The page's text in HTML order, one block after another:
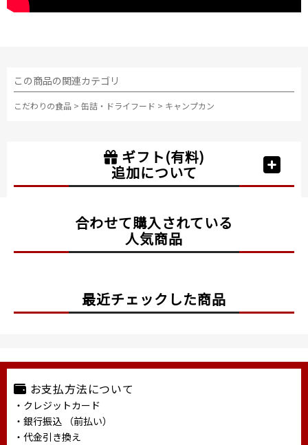
この商品の関連カテゴリ
こだわりの食品 > 缶詰・ドライフード > キャンプカン
ギフト(有料)
追加について
合わせて購入されている
人気商品
最近チェックした商品
お支払方法について
・クレジットカード
・銀行振込 （前払い）
・代金引き換え